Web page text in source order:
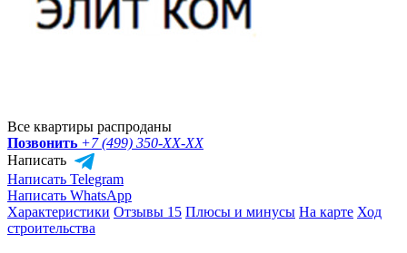
Все квартиры распроданы
Позвонить +7 (499) 350-XX-XX
Написать
Написать Telegram
Написать WhatsApp
Характеристики Отзывы 15 Плюсы и минусы На карте Ход
строительства